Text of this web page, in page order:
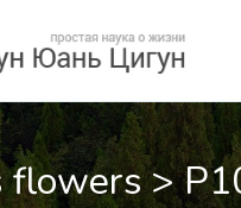
flowers >